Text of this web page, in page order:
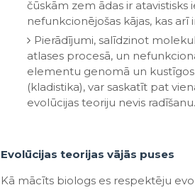
čūskām zem ādas ir
nefunkcionējošas kājas, kas arī
Pierādījumi, salīdzinot
atlases procesā, un
elementu genomā un
(kladistika), var saskatīt pat
evolūcijas teoriju nevis radīšanu.
Evolūcijas teorijas vājās puses
Kā mācīts biologs es respektēju